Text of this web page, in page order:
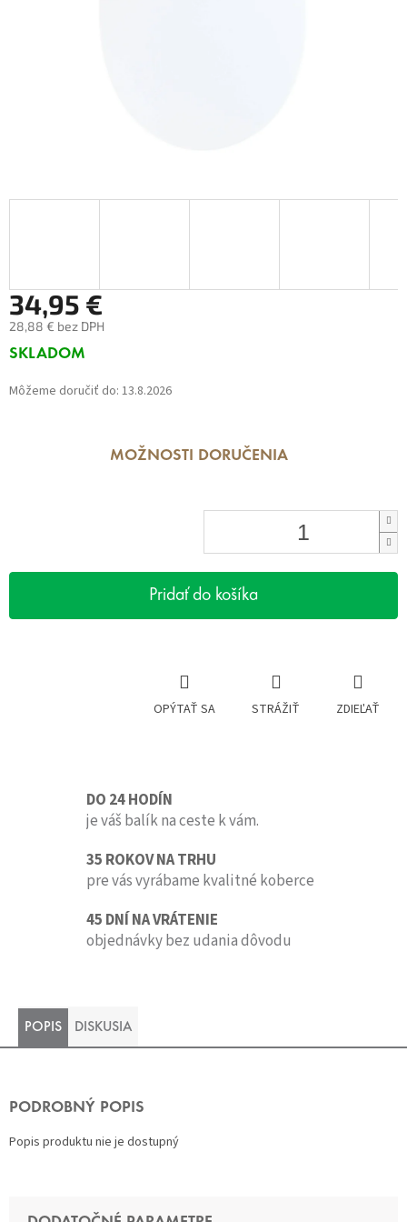
34,95 €
28,88 € bez DPH
Jednotková
SKLADOM
Môžeme doručiť do: 13.8.2026
MOŽNOSTI DORUČENIA
Pridať do košíka
OPÝTAŤ SA STRÁŽIŤ ZDIEĽAŤ
DO 24 HODÍN
je váš balík na ceste k vám.
35 ROKOV NA TRHU
pre vás vyrábame kvalitné koberce
45 DNÍ NA VRÁTENIE
objednávky bez udania dôvodu
POPIS DISKUSIA
PODROBNÝ POPIS
Popis produktu nie je dostupný